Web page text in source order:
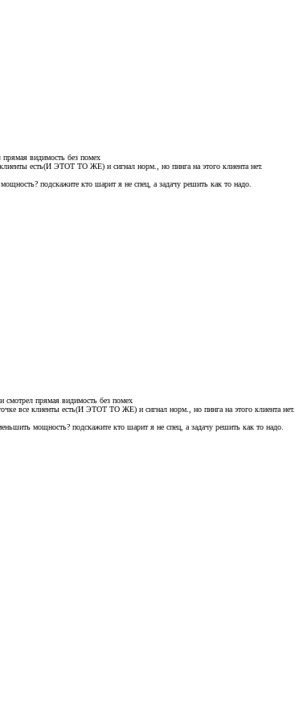
видимость без помех
есть(И ЭТОТ ТО ЖЕ) и сигнал норм., но пинга на этого клиента нет.
подскажите кто шарит я не спец, а задачу решить как то надо.
смотрел прямая видимость без помех
все клиенты есть(И ЭТОТ ТО ЖЕ) и сигнал норм., но пинга на этого клиента нет.
мощность? подскажите кто шарит я не спец, а задачу решить как то надо.